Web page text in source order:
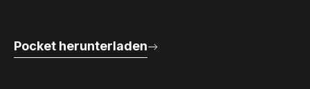
Pocket herunterladen